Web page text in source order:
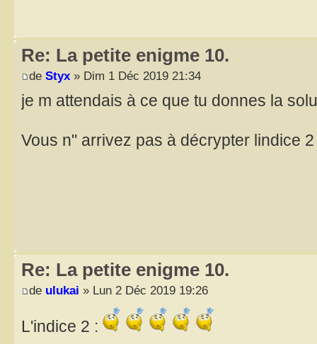
Re: La petite enigme 10.
de Styx » Dim 1 Déc 2019 21:34
je m attendais à ce que tu donnes la
Vous n" arrivez pas à décrypter lindice
Re: La petite enigme 10.
de ulukai » Lun 2 Déc 2019 19:26
L'indice 2 :